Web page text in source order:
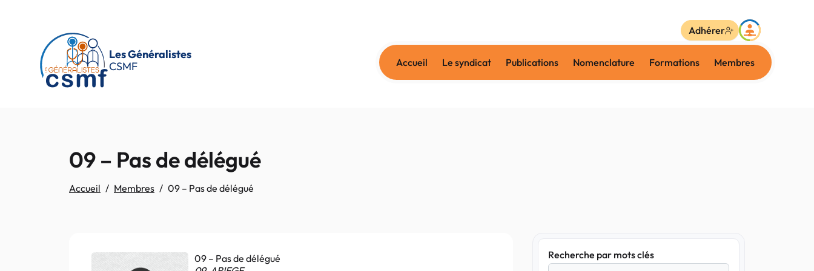
Les Généralistes
CSMF
Accueil Le syndicat Publications Nomenclature Formations Membres
Adhérer
09 – Pas de délégué
Accueil Membres 09 – Pas de délégué
09 – Pas de délégué
Recherche par mots clés